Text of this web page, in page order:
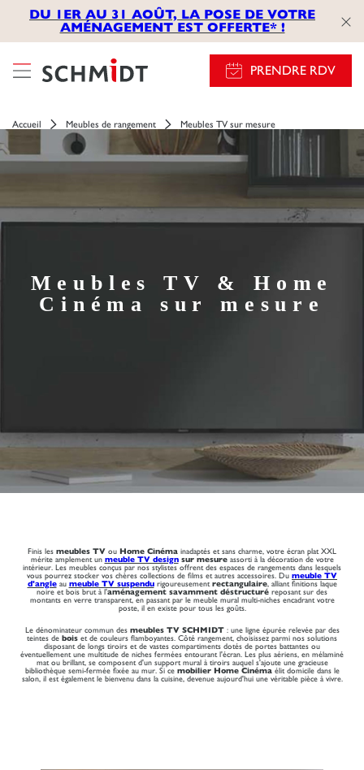
DU 1ER AU 31 AOÛT, LA POSE DE VOTRE
AMÉNAGEMENT EST OFFERTE* !
PRENDRE RDV
Accueil Meubles de rangement Meubles TV sur mesure
Meubles TV & Home
Cinéma sur mesure
Finis les meubles TV ou Home Cinéma inadaptés et sans charme, votre écran plat XXL
mérite amplement un meuble TV designsur mesureassorti à la décoration de votre
intérieur. Les meubles conçus par nos stylistes offrent des espaces de rangements dans lesquels
vous pourrez stocker vos chères collections de films et autres accessoires. Du meuble TV
d'angleau meuble TV suspendurigoureusement rectangulaire, alliant finitions laque
noire et bois brut à l'aménagement savamment déstructuré reposant sur des
montants en verre transparent, en passant par le meuble mural multi-niches encadrant votre
poste, il en existe pour tous les goûts.
Le dénominateur commun des meubles TV SCHMIDT: une ligne épurée relevée par des
teintes de bois et de couleurs flamboyantes. Côté rangement, choisissez parmi nos solutions
disposant de longs tiroirs et de vastes compartiments dotés de portes battantes ou
éventuellement une multitude de niches fermées entourant l'écran. Les plus aériens, en mélaminé
mat ou brillant, se composent d'un support mural à tiroirs auquel s'ajoute une gracieuse
bibliothèque semi-fermée fixée au mur. Si ce mobilier Home Cinéma élit domicile dans le
salon, il est également le bienvenu dans la cuisine, devenue aujourd'hui une véritable pièce à vivre.